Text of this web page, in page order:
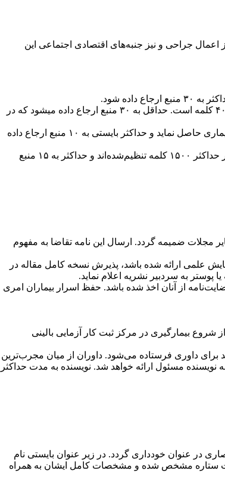
جراحی و نیز جنبه‌های اقتصادی اجتماعی این
.
: در این نوع مقالات بایستی نویسنده احاطه کامل بر موضوع مقاله داشته باشد و ضروری است که شامل حداکثر ۴۰۰۰ کلمه است. حداقل به ۳۰ منبع ارجاع داده می­شود که در
مورد گزارش شده از موارد نادری باشد که شناخت و نگاه تازه‌ای در زمینه علائم، روش‌های تشخیصی یا درمانی بیماری حاصل نماید و حداکثر بایستی به ۱۰ منبع ارجاع داده
: این مواد ساختار مشابه مقالات پژوهشی دارند با این تفاوت که یافته ­های مطالعه اندک است. این مقالات در حداکثر ۱۵۰۰ کلمه تنظیم‌شده‌اند و حداکثر به ۱۵ منبع
مجلات ضمیمه گردد. ارسال این نامه تقاضا به مفهوم
علمی ارائه شده باشد، پذیرش نسخه کامل مقاله در
پوستر به سردبیر نشریه اعلام نماید.
کرده و رضایت‌نامه از آنان اخذ شده باشد. حفظ اسرار بیماران امری
از شروع بیمارگیری در مرکز ثبت کار آزمایی بالینی
برای داوری فرستاده می‌شود. داوران از میان مجرب‌ترین
مسئول ارائه خواهد شد. نویسنده به مدت حداکثر
در عنوان خودداری گردد. در زیر عنوان بایستی نام
ستاره مشخص شده و مشخصات کامل ایشان به همراه